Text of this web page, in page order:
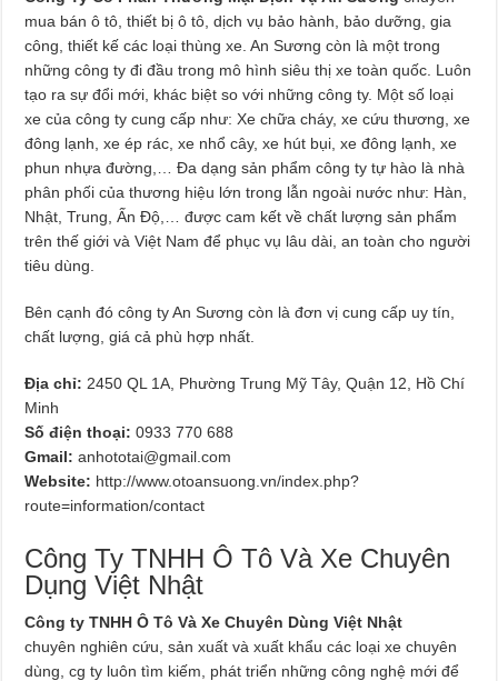
mua bán ô tô, thiết bị ô tô, dịch vụ bảo hành, bảo dưỡng, gia
công, thiết kế các loại thùng xe. An Sương còn là một trong
những công ty đi đầu trong mô hình siêu thị xe toàn quốc. Luôn
tạo ra sự đổi mới, khác biệt so với những công ty. Một số loại
xe của công ty cung cấp như: Xe chữa cháy, xe cứu thương, xe
đông lạnh, xe ép rác, xe nhổ cây, xe hút bụi, xe đông lạnh, xe
phun nhựa đường,… Đa dạng sản phẩm công ty tự hào là nhà
phân phối của thương hiệu lớn trong lẫn ngoài nước như: Hàn,
Nhật, Trung, Ấn Độ,… được cam kết về chất lượng sản phẩm
trên thế giới và Việt Nam để phục vụ lâu dài, an toàn cho người
tiêu dùng.
Bên cạnh đó công ty An Sương còn là đơn vị cung cấp uy tín,
chất lượng, giá cả phù hợp nhất.
Địa chỉ: 2450 QL 1A, Phường Trung Mỹ Tây, Quận 12, Hồ Chí
Minh
Số điện thoại:0933 770 688
Gmail:anhototai@gmail.com
Website: http://www.otoansuong.vn/index.php?
route=information/contact
Công Ty TNHH Ô Tô Và Xe Chuyên
Dụng Việt Nhật
Công ty TNHH Ô Tô Và Xe Chuyên Dùng Việt Nhật
chuyên nghiên cứu, sản xuất và xuất khẩu các loại xe chuyên
dùng, cg ty luôn tìm kiếm, phát triển những công nghệ mới để